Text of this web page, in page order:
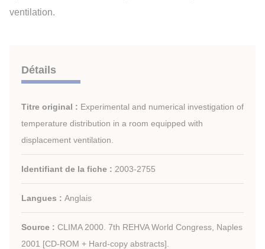
ventilation.
Détails
Titre original : Experimental and numerical investigation of
temperature distribution in a room equipped with
displacement ventilation.
Identifiant de la fiche : 2003-2755
Langues : Anglais
Source : CLIMA 2000. 7th REHVA World Congress, Naples
2001 [CD-ROM + Hard-copy abstracts].